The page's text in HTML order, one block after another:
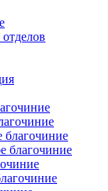
благочиние
благочиние